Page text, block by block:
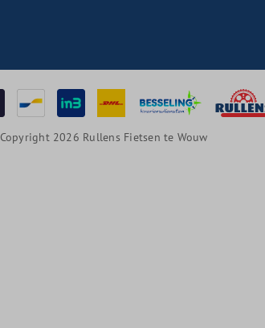
Copyright 2026 Rullens Fietsen te Wouw